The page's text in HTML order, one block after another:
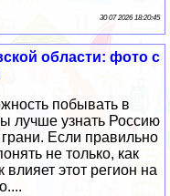
30 07 2026 18:20:45
области: фото с
побывать в
лучше узнать Россию
Если правильно
не только, как
этот регион на